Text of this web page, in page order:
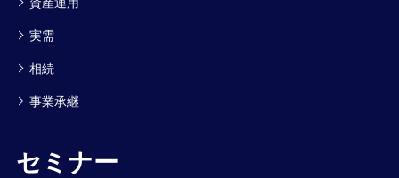
資産運用
実需
相続
事業承継
セミナー